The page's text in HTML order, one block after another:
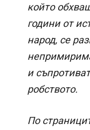
който
години от
народ, се
и
робството.
По